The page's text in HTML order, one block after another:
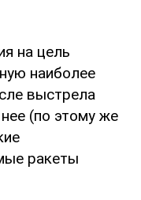
на цель
наиболее
выстрела
(по этому же
ракеты